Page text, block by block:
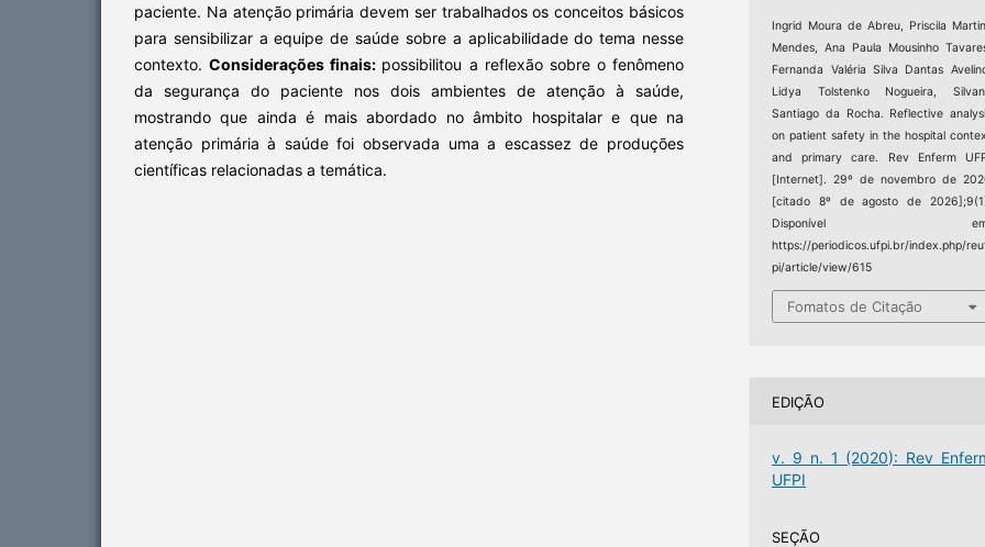
paciente. Na atenção primária devem ser trabalhados os conceitos básicos
para sensibilizar a equipe de saúde sobre a aplicabilidade do tema nesse
contexto.Considerações finais: possibilitou a reflexão sobre o fenômeno
da segurança do paciente nos dois ambientes de atenção à saúde,
mostrando que ainda é mais abordado no âmbito hospitalar e que na
atenção primária à saúde foi observada uma a escassez de produções
científicas relacionadas a temática.
Ingrid Moura de Abreu, Priscila
Mendes, Ana Paula Mousinho
Fernanda Valéria Silva Dantas
Lidya Tolstenko Nogueira,
Santiago da Rocha. Reflective
on patient safety in the hospital
and primary care. Rev Enferm
[Internet]. 29º de novembro de
[citado 8º de agosto de
Disponível
https://periodicos.ufpi.br/index.php/
pi/article/view/615
Fomatos de Citação
EDIÇÃO
v. 9 n. 1 (2020): Rev
UFPI
SEÇÃO